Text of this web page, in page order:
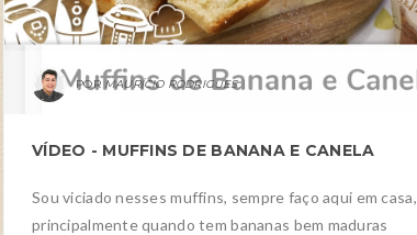
MAURÍCIO RODRIGUES
VÍDEO - MUFFINS DE BANANA E CANELA
Sou viciado nesses muffins, sempre faço aqui em casa,
principalmente quando tem bananas bem maduras